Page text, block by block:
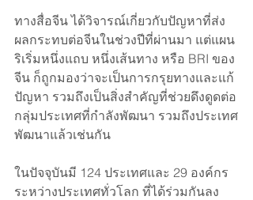
ทางสื่อจีน ได้วิจารณ์เกี่ยวกับปัญหาที่ส่ง
ผลกระทบต่อจีนในช่วงปีที่ผ่านมา แต่แผน
ริเริ่มหนึ่งแถบ หนึ่งเส้นทาง หรือ BRI ของ
จีน ก็ถูกมองว่าจะเป็นการกรุยทางและแก้
ปัญหา รวมถึงเป็นสิ่งสำคัญที่ช่วยดึงดูดต่อ
กลุ่มประเทศที่กำลังพัฒนา รวมถึงประเทศ
พัฒนาแล้วเช่นกัน
ในปัจจุบันมี 124 ประเทศและ 29 องค์กร
ระหว่างประเทศทั่วโลก ที่ได้ร่วมกันลง